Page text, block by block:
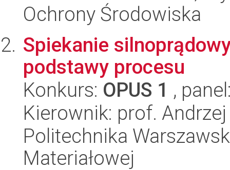
Ochrony Środowiska
Spiekanie
podstawy procesu
Konkurs: OPUS 1 ,
Kierownik: prof.
Politechnika
Materiałowej